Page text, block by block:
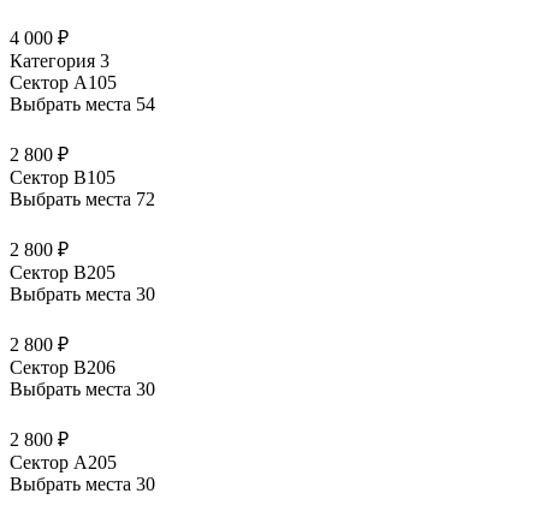
4 000 ₽
Категория 3
Сектор А105
Выбрать места 54
2 800 ₽
Сектор В105
Выбрать места 72
2 800 ₽
Сектор В205
Выбрать места 30
2 800 ₽
Сектор В206
Выбрать места 30
2 800 ₽
Сектор А205
Выбрать места 30